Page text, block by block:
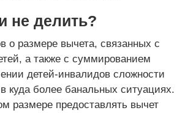
не делить?
о размере вычета, связанных с
а также с суммированием
детей-инвалидов сложности
в куда более банальных ситуациях.
размере предоставлять вычет